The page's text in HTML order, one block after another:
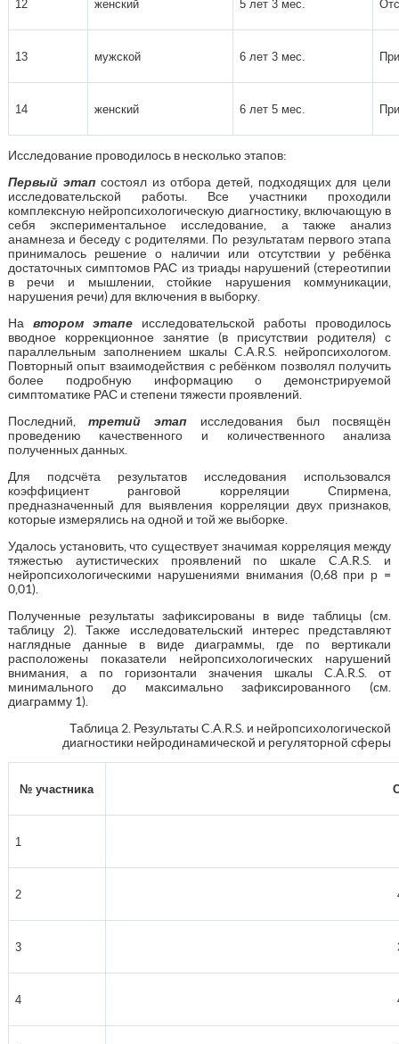
12 женский 5 лет 3 мес.
13 мужской 6 лет 3 мес.
14 женский 6 лет 5 мес.
Исследование проводилось в несколько этапов:
Первый этапсостоял из отбора детей, подходящих для цели
исследовательской работы. Все участники проходили
комплексную нейропсихологическую диагностику, включающую в
себя экспериментальное исследование, а также анализ
анамнеза и беседу с родителями. По результатам первого этапа
принималось решение о наличии или отсутствии у ребёнка
достаточных симптомов РАС из триады нарушений (стереотипии
в речи и мышлении, стойкие нарушения коммуникации,
нарушения речи) для включения в выборку.
На втором этапеисследовательской работы проводилось
вводное коррекционное занятие (в присутствии родителя) с
параллельным заполнением шкалы C.A.R.S. нейропсихологом.
Повторный опыт взаимодействия с ребёнком позволял получить
более подробную информацию о демонстрируемой
симптоматике РАС и степени тяжести проявлений.
Последний,третий этап исследования был посвящён
проведению качественного и количественного анализа
полученных данных.
Для подсчёта результатов исследования использовался
коэффициент ранговой корреляции Спирмена,
предназначенный для выявления корреляции двух признаков,
которые измерялись на одной и той же выборке.
Удалось установить, что существует значимая корреляция между
тяжестью аутистических проявлений по шкале C.A.R.S. и
нейропсихологическими нарушениями внимания (0,68 при р =
0,01).
Полученные результаты зафиксированы в виде таблицы (см.
таблицу 2). Также исследовательский интерес представляют
наглядные данные в виде диаграммы, где по вертикали
расположены показатели нейропсихологических нарушений
внимания, а по горизонтали значения шкалы C.A.R.S. от
минимального до максимально зафиксированного (см.
диаграмму 1).
Таблица 2. Результаты C.A.R.S. и нейропсихологической
диагностики нейродинамической и регуляторной сферы
№ участника
1
2
3
4